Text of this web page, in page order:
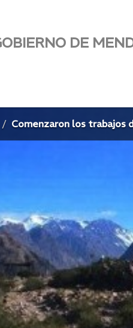
DE
Comenzaron los trabajos